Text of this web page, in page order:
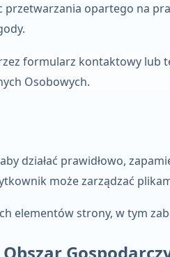
opartego na
formularz kontaktowy lub
Osobowych.
działać prawidłowo,
może zarządzać
elementów strony, w tym